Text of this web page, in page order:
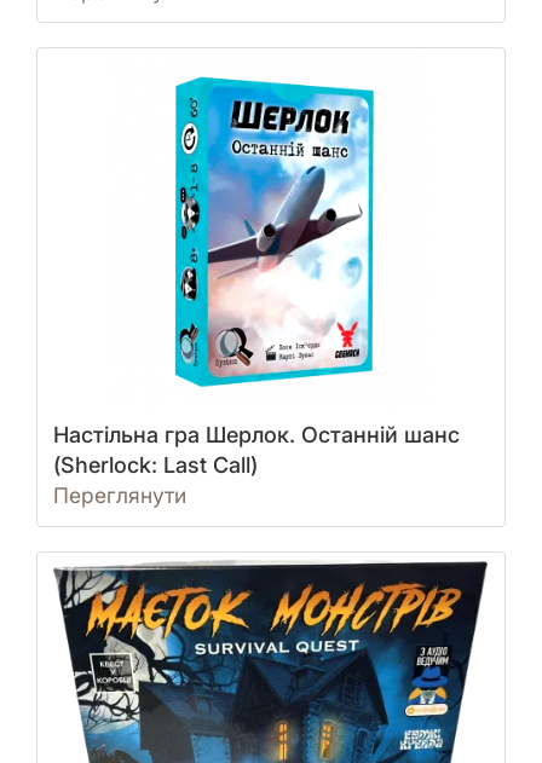
Настільна гра Шерлок. Останній шанс
(Sherlock: Last Call)
Переглянути